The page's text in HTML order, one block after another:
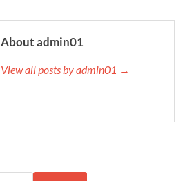
About admin01
View all posts by admin01 →